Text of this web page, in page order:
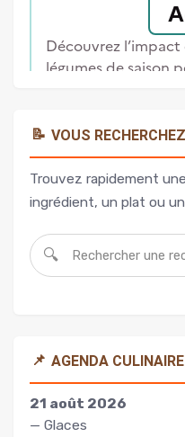
📝 VOUS
Trouvez rapidement
ingrédient, un plat ou
🔍
📌 AGENDA CULINAIRE
21 août 2026
— Glaces